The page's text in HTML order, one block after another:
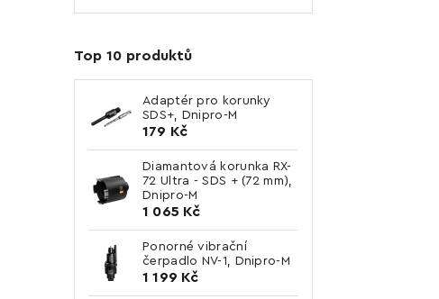
Top 10 produktů
Adaptér pro korunky
SDS+, Dnipro-M
179 Kč
Diamantová korunka RX-
72 Ultra - SDS + (72 mm),
Dnipro-M
1 065 Kč
Ponorné vibrační
čerpadlo NV-1, Dnipro-M
1 199 Kč